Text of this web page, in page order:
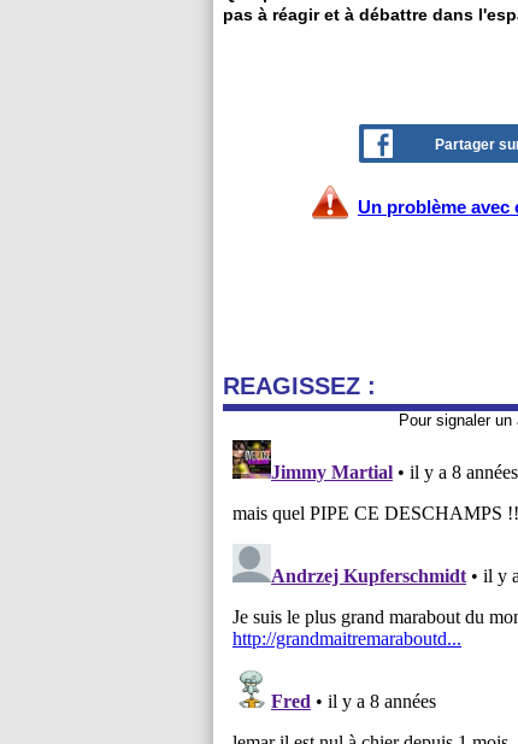
pas à réagir et à débattre dans
Partager
Un problème avec
REAGISSEZ :
Pour signaler